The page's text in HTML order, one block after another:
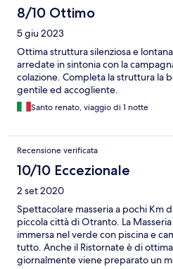
8/10 Ottimo
5 giu 2023
Ottima struttura silenziosa e
arredate in sintonia con la
colazione. Completa la struttura la
gentile ed accogliente.
Santo renato, viaggio di 1 notte
Recensione verificata
10/10 Eccezionale
2 set 2020
Spettacolare masseria a pochi Km
piccola città di Otranto. La
immersa nel verde con piscina e
tutto. Anche il Ristornate è di
giornalmente viene preparato un